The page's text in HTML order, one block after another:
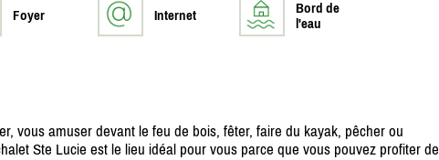
Foyer Internet
Bord de
l'eau
vous amuser devant le feu de bois, fêter, faire du kayak, pêcher ou
Ste Lucie est le lieu idéal pour vous parce que vous pouvez profiter de